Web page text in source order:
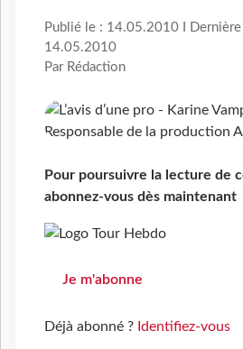
Publié le : 14.05.2010 I
14.05.2010
Par Rédaction
Pour poursuivre la lecture de
abonnez-vous dès maintenant
Je m'abonne
Déjà abonné ? Identifiez-vous